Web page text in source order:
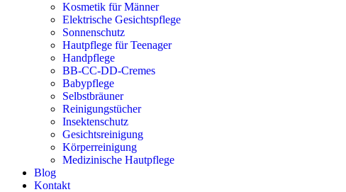
Kosmetik für Männer
Elektrische Gesichtspflege
Sonnenschutz
Hautpflege für Teenager
Handpflege
BB-CC-DD-Cremes
Babypflege
Selbstbräuner
Reinigungstücher
Insektenschutz
Gesichtsreinigung
Körperreinigung
Medizinische Hautpflege
Blog
Kontakt